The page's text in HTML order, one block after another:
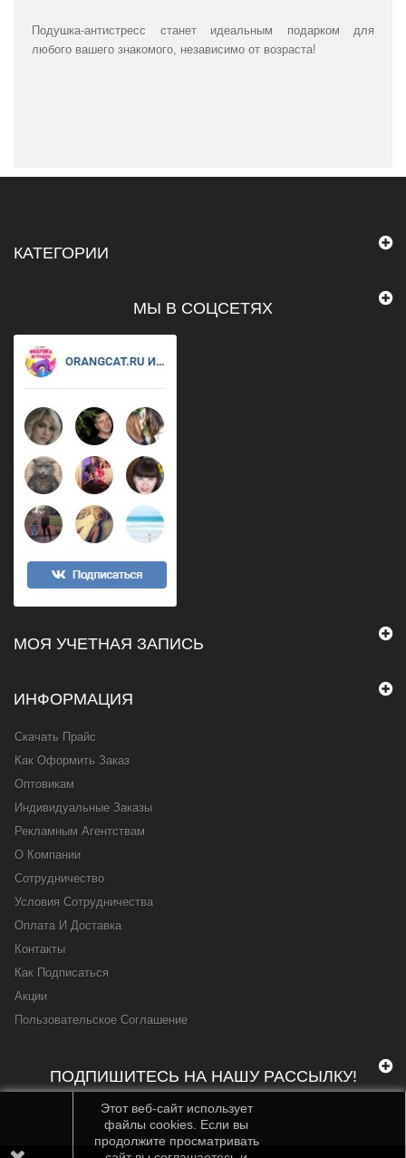
Подушка-антистресс станет идеальным подарком для
любого вашего знакомого, независимо от возраста!
КАТЕГОРИИ
МЫ В СОЦСЕТЯХ
МОЯ УЧЕТНАЯ ЗАПИСЬ
ИНФОРМАЦИЯ
Скачать Прайс
Как Оформить Заказ
Оптовикам
Индивидуальные Заказы
Рекламным Агентствам
О Компании
Сотрудничество
Условия Сотрудничества
Оплата И Доставка
Контакты
Как Подписаться
Акции
Пользовательское Соглашение
ПОДПИШИТЕСЬ НА НАШУ РАССЫЛКУ!
Этот веб-сайт использует
файлы cookies. Если вы
продолжите просматривать